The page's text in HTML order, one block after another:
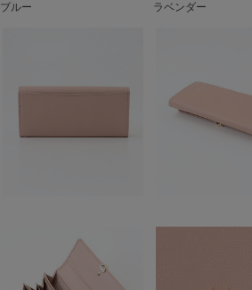
ブルー ラベンダー